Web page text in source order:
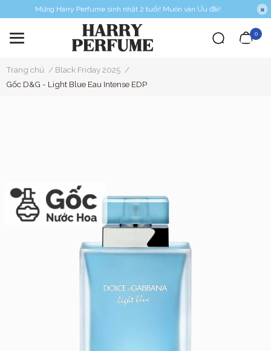
Mừng Harry Perfume sinh nhật 2 tuổi! Muôn vàn Ưu đãi!
0
Trang chủ / Black Friday 2025 /
Gốc D&G - Light Blue Eau Intense EDP